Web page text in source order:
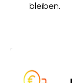
bleiben.